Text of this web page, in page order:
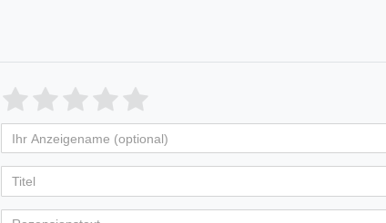
Bewertungssterne
von
5
Bewertungssternen
4
von
5
Bewertungssternen
3
von
5
Bewertungssternen
2
von
5
Bewertungssternen
1
von
5
Bewertungssternen
Anzeigename
(optional)